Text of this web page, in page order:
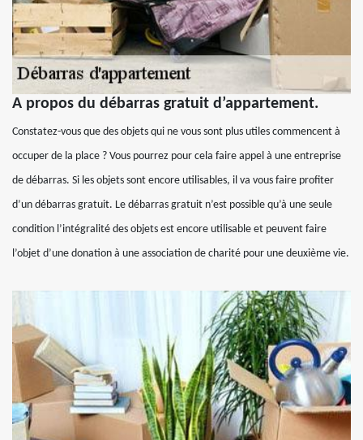
A propos du débarras gratuit d’appartement.
Constatez-vous que des objets qui ne vous sont plus utiles commencent à
occuper de la place ? Vous pourrez pour cela faire appel à une entreprise
de débarras. Si les objets sont encore utilisables, il va vous faire profiter
d’un débarras gratuit. Le débarras gratuit n’est possible qu’à une seule
condition l’intégralité des objets est encore utilisable et peuvent faire
l’objet d’une donation à une association de charité pour une deuxième vie.